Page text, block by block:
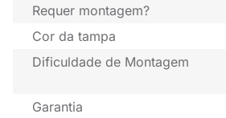
Requer montagem?
Cor da tampa
Dificuldade de Montagem
Garantia